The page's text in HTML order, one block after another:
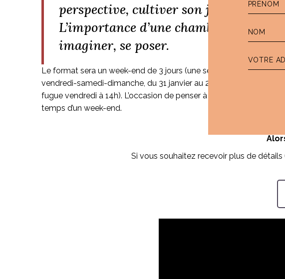
perspective, cultiver son jardin à soi.
L’importance d’une chambre à soi où
imaginer, se poser.
Le format sera un week-end de 3 jours (une seule journée à poser)
vendredi-samedi-dimanche, du 31 janvier au 2 février (démarrage
fugue vendredi à 14h). L’occasion de penser à vous, rien qu’à vous, le
temps d’un week-end.
Si vous souhaitez recevoir plus de